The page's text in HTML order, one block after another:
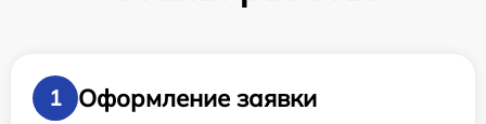
1
Оформление заявки